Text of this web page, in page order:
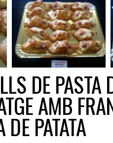
DE PASTA
AMB
DE PATATA